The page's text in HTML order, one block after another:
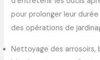
pour prolonger leur
des opérations de
Nettoyage des